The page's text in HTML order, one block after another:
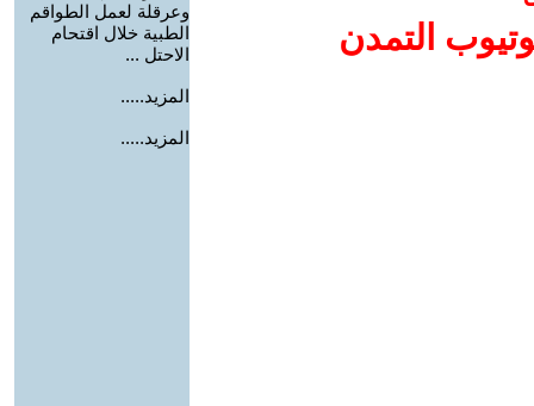
التمدن
وعرقلة لعمل الطواقم
الطبية خلال اقتحام
الاحتل ...
المزيد.....
المزيد.....